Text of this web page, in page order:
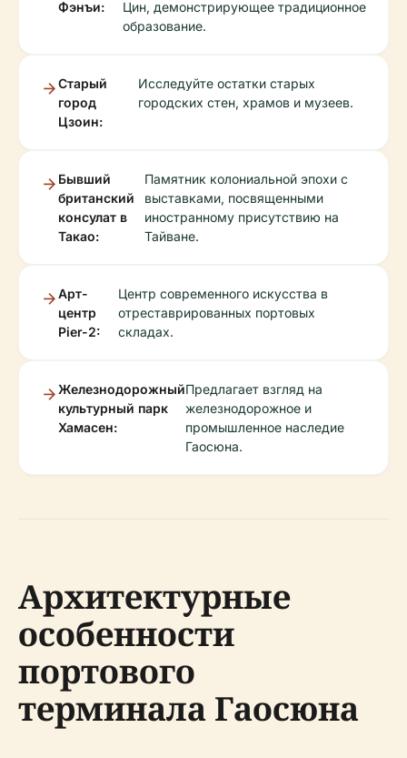
Фэнъи:
Цин, демонстрирующее традиционное
образование.
Старый
город
Цзоин:
Исследуйте остатки старых
городских стен, храмов и музеев.
Бывший
британский
консулат в
Такао:
Памятник колониальной эпохи с
выставками, посвященными
иностранному присутствию на
Тайване.
Арт-
центр
Pier-2:
Центр современного искусства в
отреставрированных портовых
складах.
Железнодорожный
культурный парк
Хамасен:
Предлагает взгляд на
железнодорожное и
промышленное наследие
Гаосюна.
Архитектурные
особенности
портового
терминала Гаосюна